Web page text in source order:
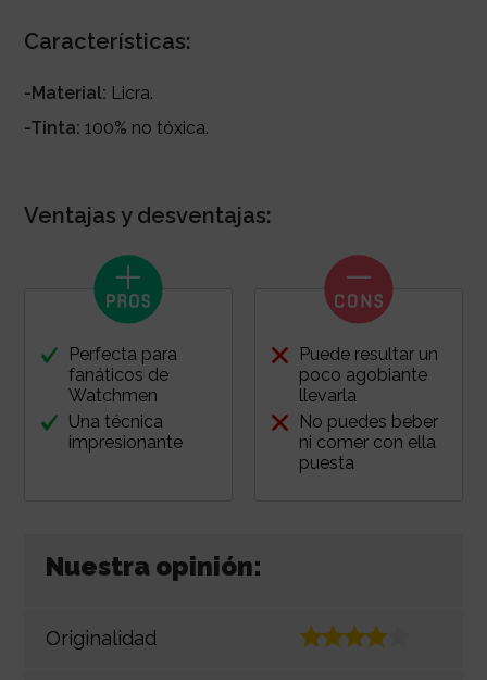
Características:
-Material: Licra.
-Tinta: 100% no tóxica.
Ventajas y desventajas:
Perfecta para
fanáticos de
Watchmen
Una técnica
impresionante
Puede resultar un
poco agobiante
llevarla
No puedes beber
ni comer con ella
puesta
Nuestra opinión:
Originalidad